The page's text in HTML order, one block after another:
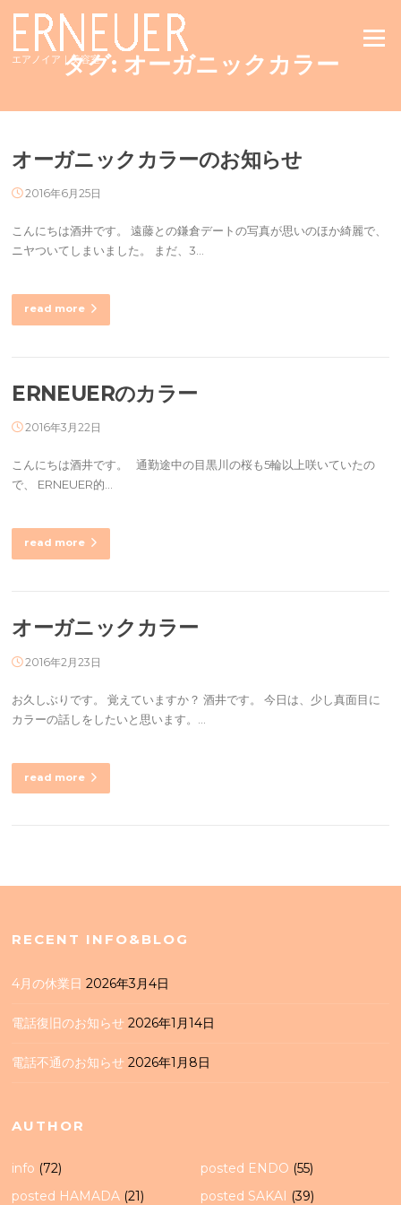
content
エアノイア｜美容室
Menu
タグ: オーガニックカラー
オーガニックカラーのお知らせ
2016年6月25日
こんにちは酒井です。 遠藤との鎌倉デートの写真が思いのほか綺麗で、
ニヤついてしまいました。 まだ、3…
read more
ERNEUERのカラー
2016年3月22日
こんにちは酒井です。 通勤途中の目黒川の桜も5輪以上咲いていたの
で、 ERNEUER的…
read more
オーガニックカラー
2016年2月23日
お久しぶりです。 覚えていますか？ 酒井です。 今日は、少し真面目に
カラーの話しをしたいと思います。…
read more
RECENT INFO&BLOG
4月の休業日 2026年3月4日
電話復旧のお知らせ 2026年1月14日
電話不通のお知らせ 2026年1月8日
AUTHOR
info (72) posted ENDO (55)
posted HAMADA (21) posted SAKAI (39)